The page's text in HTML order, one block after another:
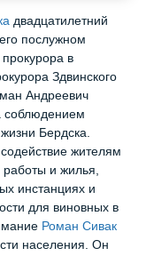
двадцатилетний
послужном
в
Здвинского
Андреевич
соблюдением
Бердска.
жителям
работы и жилья,
инстанциях и
для виновных в
Роман Сивак
населения. Он